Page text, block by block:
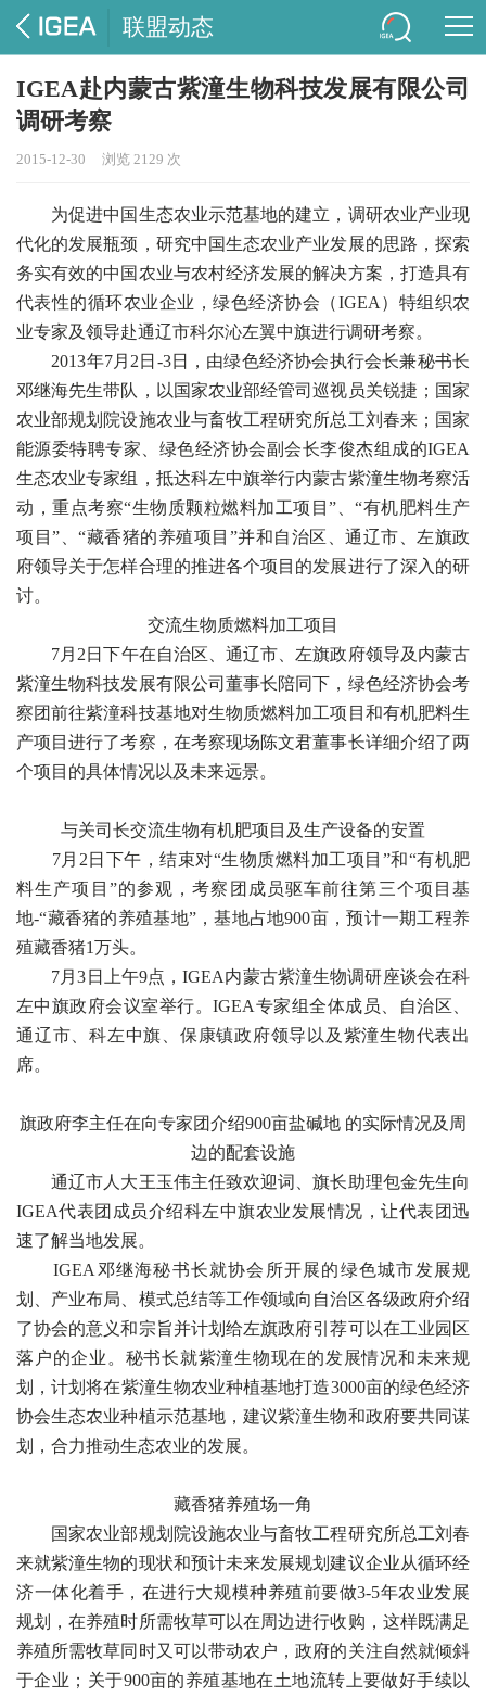
联盟动态
IGEA赴内蒙古紫潼生物科技发展有限公司
调研考察
2015-12-30 浏览 2129 次
为促进中国生态农业示范基地的建立，调研农业产业现
代化的发展瓶颈，研究中国生态农业产业发展的思路，探索
务实有效的中国农业与农村经济发展的解决方案，打造具有
代表性的循环农业企业，绿色经济协会（IGEA）特组织农
业专家及领导赴通辽市科尔沁左翼中旗进行调研考察。
2013年7月2日-3日，由绿色经济协会执行会长兼秘书长
邓继海先生带队，以国家农业部经管司巡视员关锐捷；国家
农业部规划院设施农业与畜牧工程研究所总工刘春来；国家
能源委特聘专家、绿色经济协会副会长李俊杰组成的IGEA
生态农业专家组，抵达科左中旗举行内蒙古紫潼生物考察活
动，重点考察“生物质颗粒燃料加工项目”、“有机肥料生产
项目”、“藏香猪的养殖项目”并和自治区、通辽市、左旗政
府领导关于怎样合理的推进各个项目的发展进行了深入的研
讨。
交流生物质燃料加工项目
7月2日下午在自治区、通辽市、左旗政府领导及内蒙古
紫潼生物科技发展有限公司董事长陪同下，绿色经济协会考
察团前往紫潼科技基地对生物质燃料加工项目和有机肥料生
产项目进行了考察，在考察现场陈文君董事长详细介绍了两
个项目的具体情况以及未来远景。
与关司长交流生物有机肥项目及生产设备的安置
7月2日下午，结束对“生物质燃料加工项目”和“有机肥
料生产项目”的参观，考察团成员驱车前往第三个项目基
地-“藏香猪的养殖基地”，基地占地900亩，预计一期工程养
殖藏香猪1万头。
7月3日上午9点，IGEA内蒙古紫潼生物调研座谈会在科
左中旗政府会议室举行。IGEA专家组全体成员、自治区、
通辽市、科左中旗、保康镇政府领导以及紫潼生物代表出
席。
旗政府李主任在向专家团介绍900亩盐碱地 的实际情况及周
边的配套设施
通辽市人大王玉伟主任致欢迎词、旗长助理包金先生向
IGEA代表团成员介绍科左中旗农业发展情况，让代表团迅
速了解当地发展。
IGEA邓继海秘书长就协会所开展的绿色城市发展规
划、产业布局、模式总结等工作领域向自治区各级政府介绍
了协会的意义和宗旨并计划给左旗政府引荐可以在工业园区
落户的企业。秘书长就紫潼生物现在的发展情况和未来规
划，计划将在紫潼生物农业种植基地打造3000亩的绿色经济
协会生态农业种植示范基地，建议紫潼生物和政府要共同谋
划，合力推动生态农业的发展。
藏香猪养殖场一角
国家农业部规划院设施农业与畜牧工程研究所总工刘春
来就紫潼生物的现状和预计未来发展规划建议企业从循环经
济一体化着手，在进行大规模种养殖前要做3-5年农业发展
规划，在养殖时所需牧草可以在周边进行收购，这样既满足
养殖所需牧草同时又可以带动农户，政府的关注自然就倾斜
于企业；关于900亩的养殖基地在土地流转上要做好手续以